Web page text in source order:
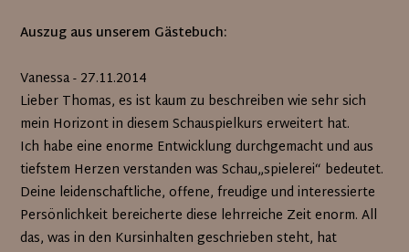
Auszug aus unserem Gästebuch:
Vanessa - 27.11.2014
Lieber Thomas, es ist kaum zu beschreiben wie sehr sich
mein Horizont in diesem Schauspielkurs erweitert hat.
Ich habe eine enorme Entwicklung durchgemacht und aus
tiefstem Herzen verstanden was Schau„spielerei“ bedeutet.
Deine leidenschaftliche, offene, freudige und interessierte
Persönlichkeit bereicherte diese lehrreiche Zeit enorm. All
das, was in den Kursinhalten geschrieben steht, hat